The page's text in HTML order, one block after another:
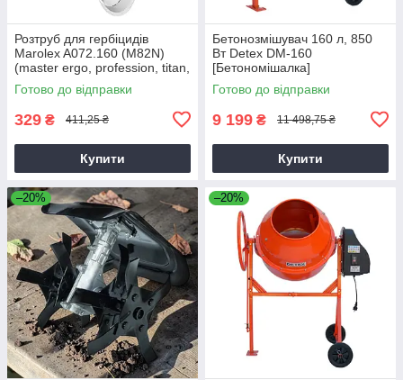
Розтруб для гербіцидів
Marolex A072.160 (M82N)
(master ergo, profession, titan,
x-line)
Готово до відправки
329 ₴ 411,25 ₴
Купити
Бетонозмішувач 160 л, 850
Вт Detex DM-160
[Бетономішалка]
Готово до відправки
9 199 ₴ 11 498,75 ₴
Купити
–20% –20%